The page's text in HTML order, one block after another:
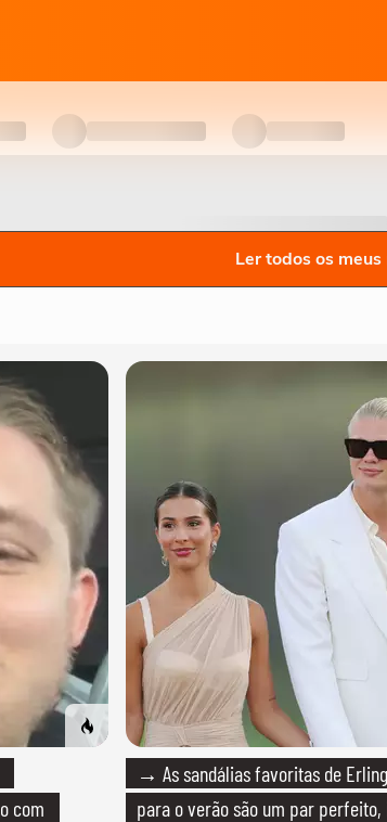
Ler todos os
com
→ As sandálias favoritas de
para o verão são um par perfeito,